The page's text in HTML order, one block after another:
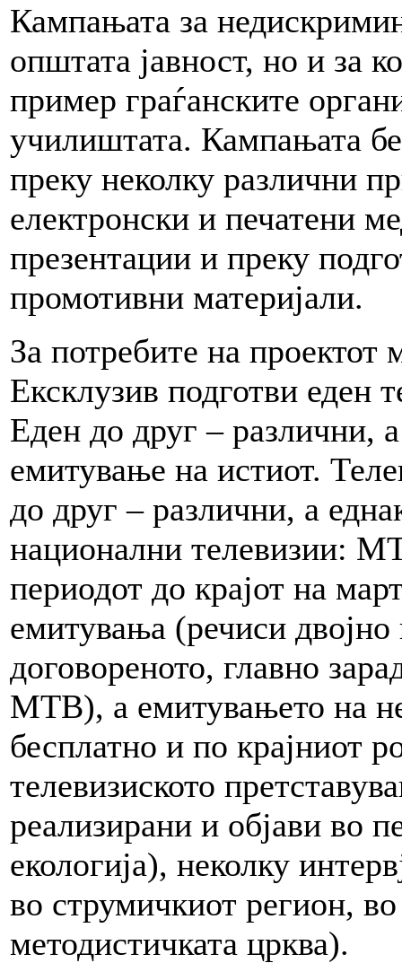
Кампањата за
општата јавност, но и за
пример граѓанските
училиштата. Кампањата
преку неколку различни
електронски и печатени
презентации и преку
промотивни материјали.
За потребите на проектот
Ексклузив подготви еден
Еден до друг – различни,
емитување на истиот.
до друг – различни, а
национални телевизии:
периодот до крајот на
емитувања (речиси
договореното, главно
МТВ), а емитувањето на
бесплатно и по крајниот
телевизиското
реализирани и објави во
екологија), неколку
во струмичкиот регион,
методистичката црква).